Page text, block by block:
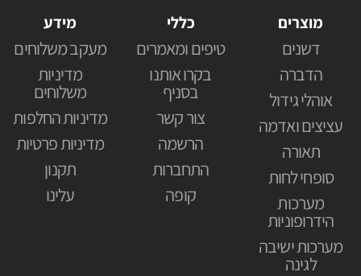
מוצרים
דשנים
הדברה
אוהלי גידול
עציצים ואדמה
תאורה
סופחי לחות
מערכות
הידרופוניות
מערכות ישיבה
לגינה
כללי
טיפים ומאמרים
בקרו אותנו
בסניף
צור קשר
הרשמה
התחברות
קופה
מידע
מעקב משלוחים
מדיניות
משלוחים
מדיניות החלפות
מדיניות פרטיות
תקנון
עלינו